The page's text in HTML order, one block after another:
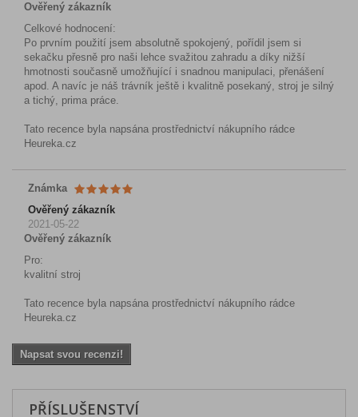
Ověřený zákazník
Celkové hodnocení:
Po prvním použití jsem absolutně spokojený, pořídil jsem si
sekačku přesně pro naši lehce svažitou zahradu a díky nižší
hmotnosti současně umožňující i snadnou manipulaci, přenášení
apod. A navíc je náš trávník ještě i kvalitně posekaný, stroj je silný
a tichý, prima práce.
Tato recence byla napsána prostřednictví nákupního rádce
Heureka.cz
Známka
Ověřený zákazník
2021-05-22
Ověřený zákazník
Pro:
kvalitní stroj
Tato recence byla napsána prostřednictví nákupního rádce
Heureka.cz
Napsat svou recenzi!
PŘÍSLUŠENSTVÍ